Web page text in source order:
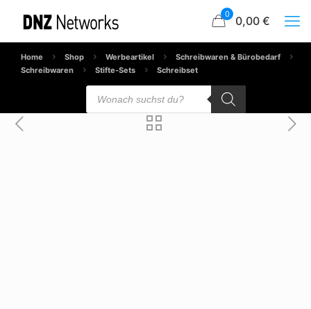
0 0,00 €
Home Shop Werbeartikel
Schreibwaren & Bürobedarf
Schreibwaren
Stifte-Sets Schreibset
Products
search